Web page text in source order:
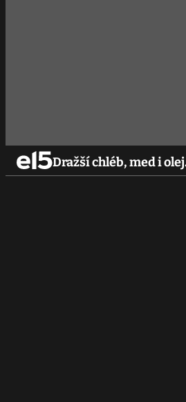
Dražší chléb, med i